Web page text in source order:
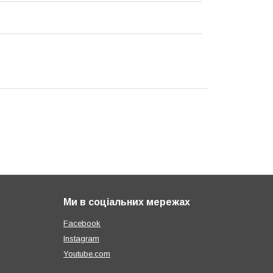
Ми в соціальних мережах
Facebook
Instagram
Youtube.com